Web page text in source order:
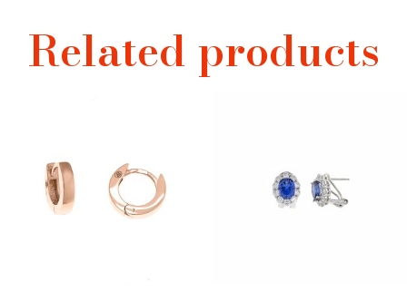
Related products